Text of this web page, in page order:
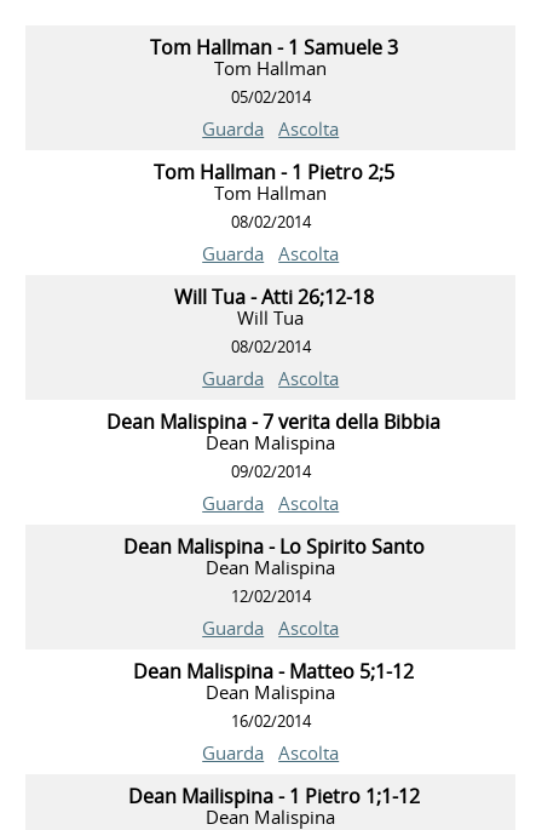
Tom Hallman - 1 Samuele 3
Tom Hallman
05/02/2014
Guarda Ascolta
Tom Hallman - 1 Pietro 2;5
Tom Hallman
08/02/2014
Guarda Ascolta
Will Tua - Atti 26;12-18
Will Tua
08/02/2014
Guarda Ascolta
Dean Malispina - 7 verita della Bibbia
Dean Malispina
09/02/2014
Guarda Ascolta
Dean Malispina - Lo Spirito Santo
Dean Malispina
12/02/2014
Guarda Ascolta
Dean Malispina - Matteo 5;1-12
Dean Malispina
16/02/2014
Guarda Ascolta
Dean Mailispina - 1 Pietro 1;1-12
Dean Malispina